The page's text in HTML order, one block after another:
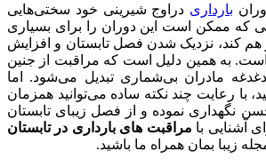
بارداری دراوج شیرینی خود سختی‌هایی
که ممکن است این دوران را برای بسیاری
هم کند، نزدیک شدن فصل تابستان و افزایش
به همین دلیل است که مراقبت از جنین
مادران بی‌شماری تبدیل می‌شود. اما
با رعایت چند نکته ساده می‌توانید همزمان
نگهداری نموده و از فصل زیبای تابستان
آشنایی با مراقبت های بارداری در تابستان
زیبا بمان همراه ما باشید.